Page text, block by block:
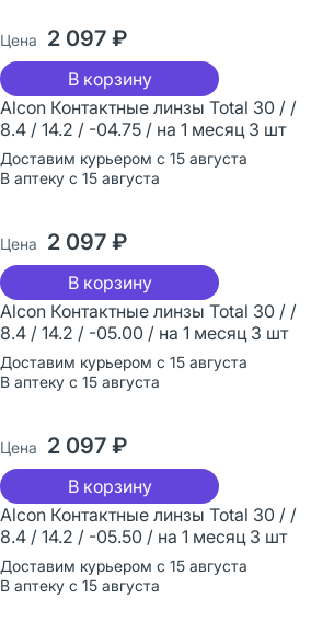
Цена 2 097 ₽
В корзину
Alcon Контактные линзы Total 30 / /
8.4 / 14.2 / -04.75 / на 1 месяц 3 шт
Доставим курьером с 15 августа
В аптеку с 15 августа
Цена 2 097 ₽
В корзину
Alcon Контактные линзы Total 30 / /
8.4 / 14.2 / -05.00 / на 1 месяц 3 шт
Доставим курьером с 15 августа
В аптеку с 15 августа
Цена 2 097 ₽
В корзину
Alcon Контактные линзы Total 30 / /
8.4 / 14.2 / -05.50 / на 1 месяц 3 шт
Доставим курьером с 15 августа
В аптеку с 15 августа